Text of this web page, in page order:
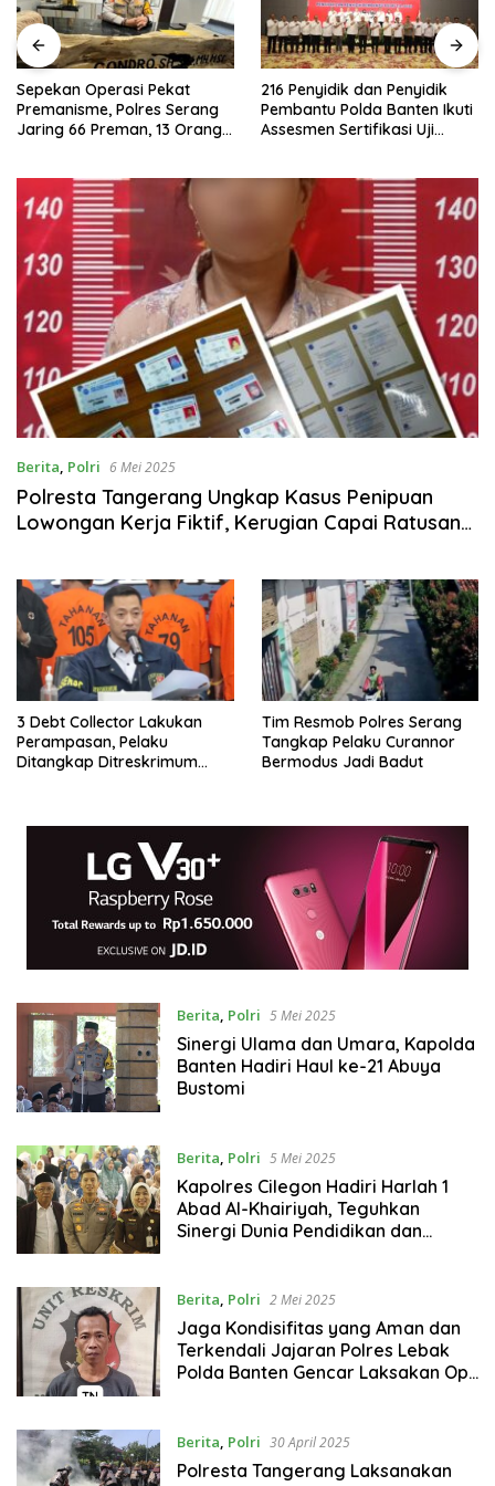
Sepekan Operasi Pekat
Premanisme, Polres Serang
Jaring 66 Preman, 13 Orang
216 Penyidik dan Penyidik
Pembantu Polda Banten Ikuti
Assesmen Sertifikasi Uji
Berita, Polri 6 Mei 2025
Polresta Tangerang Ungkap Kasus Penipuan
Lowongan Kerja Fiktif, Kerugian Capai Ratusan
3 Debt Collector Lakukan
Perampasan, Pelaku
Ditangkap Ditreskrimum
Tim Resmob Polres Serang
Tangkap Pelaku Curannor
Bermodus Jadi Badut
Berita, Polri 5 Mei 2025
Sinergi Ulama dan Umara, Kapolda
Banten Hadiri Haul ke-21 Abuya
Bustomi
Berita, Polri 5 Mei 2025
Kapolres Cilegon Hadiri Harlah 1
Abad Al-Khairiyah, Teguhkan
Sinergi Dunia Pendidikan dan
Berita, Polri 2 Mei 2025
Jaga Kondisifitas yang Aman dan
Terkendali Jajaran Polres Lebak
Polda Banten Gencar Laksakan Ops
Berita, Polri 30 April 2025
Polresta Tangerang Laksanakan